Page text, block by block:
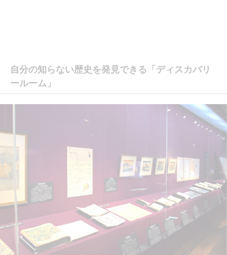
自分の知らない歴史を発見できる「ディスカバリ
ールーム」